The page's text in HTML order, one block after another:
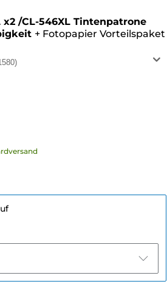
x2 /CL-546XL Tintenpatrone
+ Fotopapier Vorteilspaket